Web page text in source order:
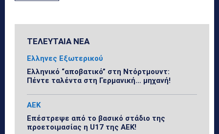
ΤΕΛΕΥΤΑΙΑ ΝΕΑ
Ελληνες Εξωτερικού
Ελληνικό “αποβατικό” στη Ντόρτμουντ:
Πέντε ταλέντα στη Γερμανική… μηχανή!
ΑΕΚ
Επέστρεψε από το βασικό στάδιο της
προετοιμασίας η U17 της ΑΕΚ!